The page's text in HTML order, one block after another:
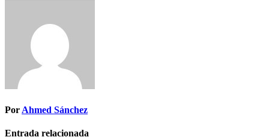
Por Ahmed Sánchez
Entrada relacionada